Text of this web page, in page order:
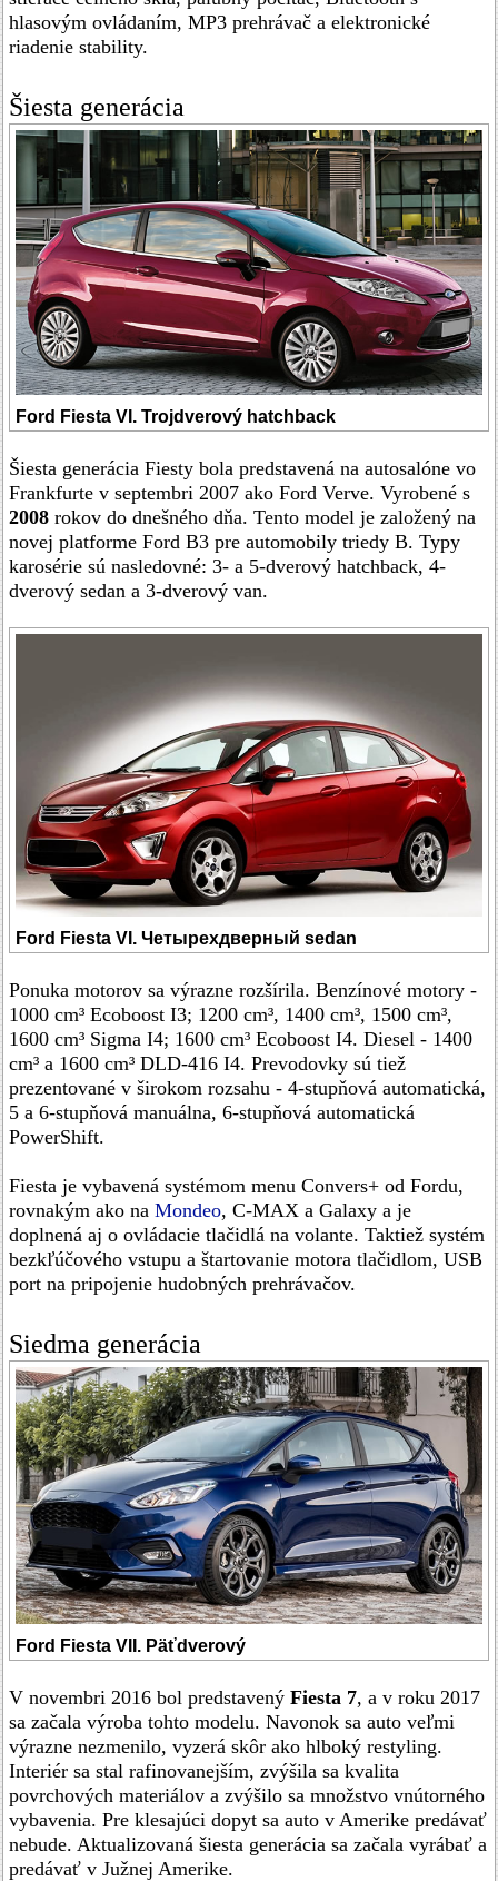
hlasovým ovládaním, MP3 prehrávač a elektronické
riadenie stability.
Šiesta generácia
Ford Fiesta VI. Trojdverový hatchback
Šiesta generácia Fiesty bola predstavená na autosalóne vo
Frankfurte v septembri 2007 ako Ford Verve. Vyrobené s
2008 rokov do dnešného dňa. Tento model je založený na
novej platforme Ford B3 pre automobily triedy B. Typy
karosérie sú nasledovné: 3- a 5-dverový hatchback, 4-
dverový sedan a 3-dverový van.
Ford Fiesta VI. Четырехдверный sedan
Ponuka motorov sa výrazne rozšírila. Benzínové motory -
1000 cm³ Ecoboost I3; 1200 cm³, 1400 cm³, 1500 cm³,
1600 cm³ Sigma I4; 1600 cm³ Ecoboost I4. Diesel - 1400
cm³ a 1600 cm³ DLD-416 I4. Prevodovky sú tiež
prezentované v širokom rozsahu - 4-stupňová automatická,
5 a 6-stupňová manuálna, 6-stupňová automatická
PowerShift.
Fiesta je vybavená systémom menu Convers+ od Fordu,
rovnakým ako na Mondeo, C-MAX a Galaxy a je
doplnená aj o ovládacie tlačidlá na volante. Taktiež systém
bezkľúčového vstupu a štartovanie motora tlačidlom, USB
port na pripojenie hudobných prehrávačov.
Siedma generácia
Ford Fiesta VII. Päťdverový
V novembri 2016 bol predstavený Fiesta 7, a v roku 2017
sa začala výroba tohto modelu. Navonok sa auto veľmi
výrazne nezmenilo, vyzerá skôr ako hlboký restyling.
Interiér sa stal rafinovanejším, zvýšila sa kvalita
povrchových materiálov a zvýšilo sa množstvo vnútorného
vybavenia. Pre klesajúci dopyt sa auto v Amerike predávať
nebude. Aktualizovaná šiesta generácia sa začala vyrábať a
predávať v Južnej Amerike.